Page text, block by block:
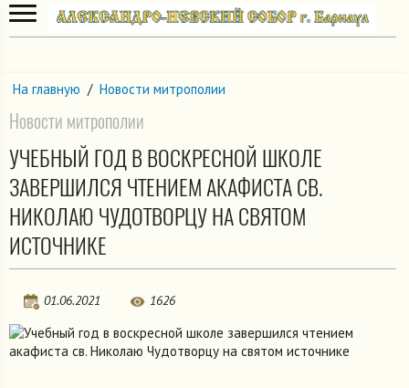
На главную / Новости митрополии
Новости митрополии
УЧЕБНЫЙ ГОД В ВОСКРЕСНОЙ ШКОЛЕ
ЗАВЕРШИЛСЯ ЧТЕНИЕМ АКАФИСТА СВ.
НИКОЛАЮ ЧУДОТВОРЦУ НА СВЯТОМ
ИСТОЧНИКЕ
01.06.2021 1626